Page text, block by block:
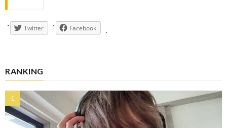
Twitter Facebook
RANKING